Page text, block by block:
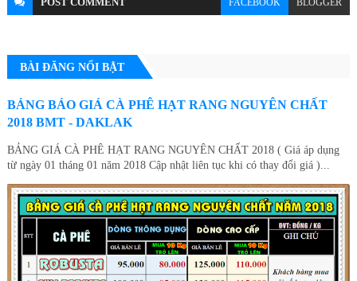
BÀI ĐĂNG NỔI BẬT
BẢNG BÁO GIÁ CÀ PHÊ HẠT RANG NGUYÊN CHẤT
2018 BMT - DAKLAK
BẢNG GIÁ CÀ PHÊ HẠT RANG NGUYÊN CHẤT 2018 ( Giá áp dụng
từ ngày 01 tháng 01 năm 2018 Cập nhật liên tục khi có thay đổi giá )...